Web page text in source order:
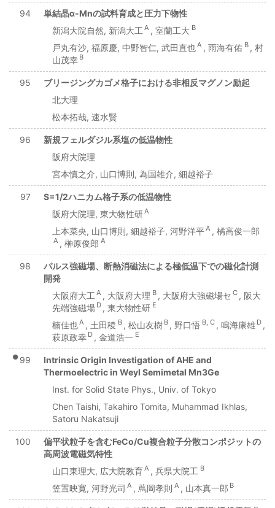
94
単結晶α-Mnの試料育成と圧力下物性
新潟大院自然, 新潟大工 A , 室蘭工大 B
戸丸有沙, 福原慶, 中野智仁, 武田直也A , 雨海有佑 B , 村
山茂幸 B
95
ブリージングカゴメ格子における非相反マグノン励起
北大理
松本拓哉, 速水賢
96
新規フェルダジル系塩の低温物性
阪府大院理
宮本慎之介, 山口博則, 為国雄介, 細越裕子
97
S=1/2ハニカム格子系の低温物性
阪府大院理, 東大物性研A
上本菜央, 山口博則, 細越裕子, 河野洋平A , 橘高俊一郎
A , 榊原俊郎 A
98
パルス強磁場、断熱消磁法による極低温下での磁化計測
開発
大阪府大工 A , 大阪府大理 B , 大阪府大強磁場セ C , 阪大
先端強磁場 D , 東大物性研 E
楠佳也A , 土田稜 B , 松山友樹 B , 野口悟 B, C , 鳴海康雄 D ,
萩原政幸 D , 金道浩一 E
● 99
Intrinsic Origin Investigation of AHE and
Thermoelectric in Weyl Semimetal Mn3Ge
Inst. for Solid State Phys., Univ. of Tokyo
Chen Taishi, Takahiro Tomita, Muhammad Ikhlas,
Satoru Nakatsuji
100
偏平状粒子を含むFeCo/Cu複合粒子分散コンポジットの
高周波電磁気特性
山口東理大, 広大院教育A , 兵県大院工 B
笠置映寛, 河野光司 A , 蔦岡孝則 A , 山本真一郎 B